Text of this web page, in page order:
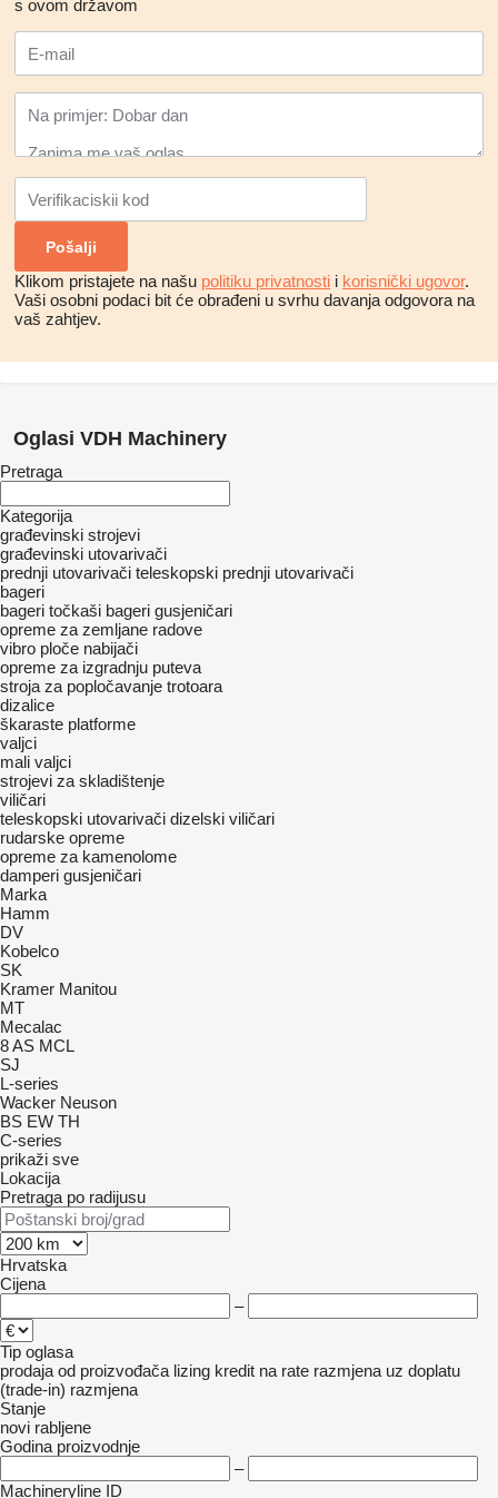
s ovom državom
Klikom pristajete na našu politiku privatnosti i korisnički ugovor.
Vaši osobni podaci bit će obrađeni u svrhu davanja odgovora na
vaš zahtjev.
Oglasi VDH Machinery
Pretraga
Kategorija
građevinski strojevi
građevinski utovarivači
prednji utovarivači teleskopski prednji utovarivači
bageri
bageri točkaši bageri gusjeničari
opreme za zemljane radove
vibro ploče nabijači
opreme za izgradnju puteva
stroja za popločavanje trotoara
dizalice
škaraste platforme
valjci
mali valjci
strojevi za skladištenje
viličari
teleskopski utovarivači dizelski viličari
rudarske opreme
opreme za kamenolome
damperi gusjeničari
Marka
Hamm
DV
Kobelco
SK
Kramer Manitou
MT
Mecalac
8AS MCL
SJ
L-series
Wacker Neuson
BS EW TH
C-series
prikaži sve
Lokacija
Pretraga po radijusu
Hrvatska
Cijena
–
Tip oglasa
prodaja od proizvođača lizing kredit na rate razmjena uz doplatu
(trade-in) razmjena
Stanje
novi rabljene
Godina proizvodnje
–
Machineryline ID